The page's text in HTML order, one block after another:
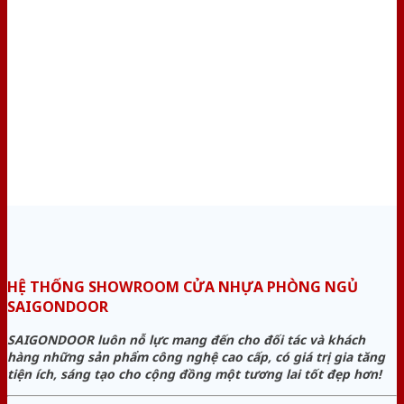
HỆ THỐNG SHOWROOM CỬA NHỰA PHÒNG NGỦ
SAIGONDOOR
SAIGONDOOR luôn nỗ lực mang đến cho đối tác và khách
hàng những sản phẩm công nghệ cao cấp, có giá trị gia tăng
tiện ích, sáng tạo cho cộng đồng một tương lai tốt đẹp hơn!